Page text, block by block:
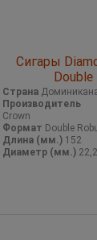
Сигары
Страна
Производитель
Crown
Формат Double
Длина (мм.) 152
Диаметр (мм.) 22,2